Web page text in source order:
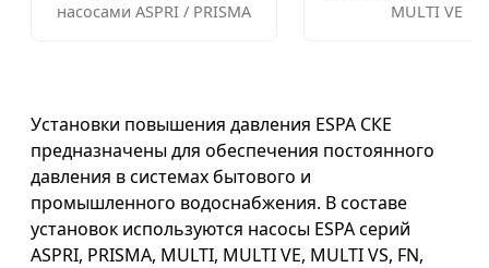
насосами ASPRI / PRISMA
MULTI VE
Установки повышения давления ESPA СКЕ
предназначены для обеспечения постоянного
давления в системах бытового и
промышленного водоснабжения. В составе
установок используются насосы ESPA серий
ASPRI, PRISMA, MULTI, MULTI VE, MULTI VS, FN,